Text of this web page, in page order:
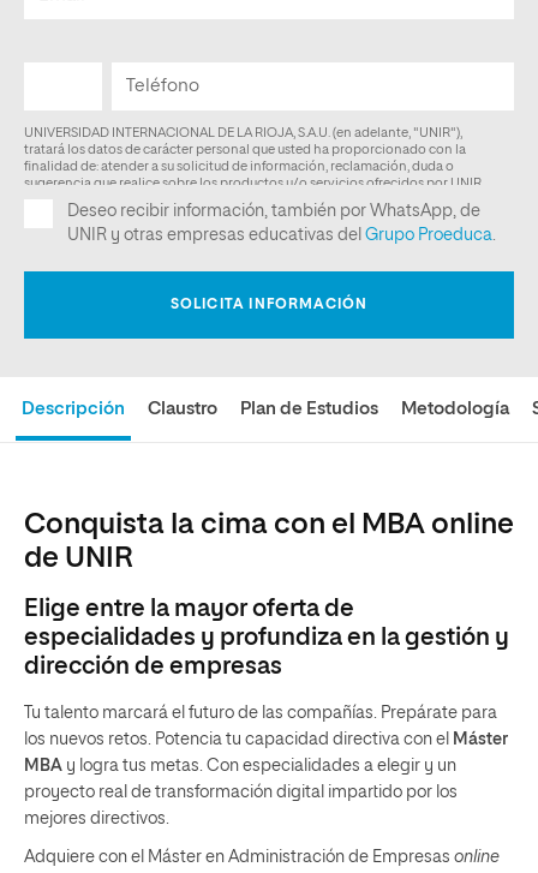
Descripción Claustro Plan de Estudios Metodología
Conquista la cima con el MBA online
de UNIR
Elige entre la mayor oferta de
especialidades y profundiza en la gestión y
dirección de empresas
Tu talento marcará el futuro de las compañías. Prepárate para
los nuevos retos. Potencia tu capacidad directiva con el Máster
MBA y logra tus metas. Con especialidades a elegir y un
proyecto real de transformación digital impartido por los
mejores directivos.
Adquiere con el Máster en Administración de Empresas online